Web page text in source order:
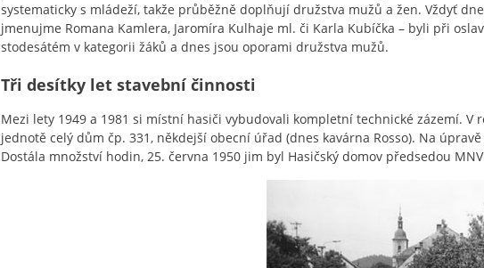
systematicky s mládeží, takže průběžně doplňují družstva mužů a žen. Vždyť
jmenujme Romana Kamlera, Jaromíra Kulhaje ml. či Karla Kubíčka – byli při
stodesátém v kategorii žáků a dnes jsou oporami družstva mužů.
Tři desítky let stavební činnosti
Mezi lety 1949 a 1981 si místní hasiči vybudovali kompletní technické zázemí. V
jednotě celý dům čp. 331, někdejší obecní úřad (dnes kavárna Rosso). Na
Dostála množství hodin, 25. června 1950 jim byl Hasičský domov předsedou